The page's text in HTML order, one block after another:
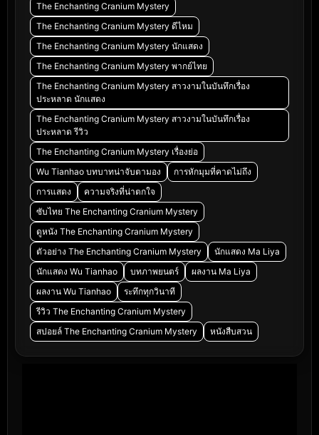
The Enchanting Cranium Mystery
The Enchanting Cranium Mystery ดีไหม
The Enchanting Cranium Mystery นักแสดง
The Enchanting Cranium Mystery พากย์ไทย
The Enchanting Cranium Mystery สาวงามในบันทึกเรื่อง
ประหลาด นักแสดง
The Enchanting Cranium Mystery สาวงามในบันทึกเรื่อง
ประหลาด รีวิว
The Enchanting Cranium Mystery เรื่องย่อ
Wu Tianhao บทบาทน่าจับตามอง
การหักมุมที่คาดไม่ถึง
การแสดง
ความจริงที่น่าตกใจ
ซับไทย The Enchanting Cranium Mystery
ดูหนัง The Enchanting Cranium Mystery
ตัวอย่าง The Enchanting Cranium Mystery
นักแสดง Ma Liya
นักแสดง Wu Tianhao
บทภาพยนตร์
ผลงาน Ma Liya
ผลงาน Wu Tianhao
ระทึกทุกวินาที
รีวิว The Enchanting Cranium Mystery
สปอยล์ The Enchanting Cranium Mystery
หนังสืบสวน